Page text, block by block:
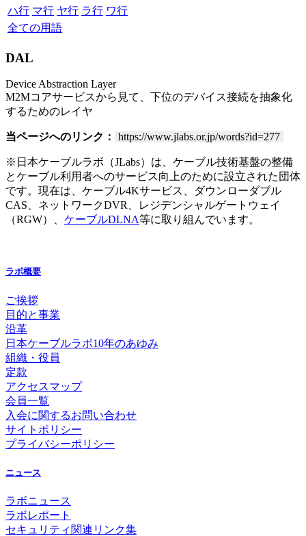
ハ行 マ行 ヤ行 ラ行 ワ行
全ての用語
DAL
Device Abstraction Layer
M2Mコアサービスから見て、下位のデバイス接続を抽象化
するためのレイヤ
当ページへのリンク： https://www.jlabs.or.jp/words?id=277
※日本ケーブルラボ（JLabs）は、ケーブル技術基盤の整備
とケーブル利用者へのサービス向上のために設立された団体
です。現在は、ケーブル4Kサービス、ダウンローダブル
CAS、ネットワークDVR、レジデンシャルゲートウェイ
（RGW）、 ケーブルDLNA等に取り組んでいます。
ラボ概要
ご挨拶
目的と事業
沿革
日本ケーブルラボ10年のあゆみ
組織・役員
定款
アクセスマップ
会員一覧
入会に関するお問い合わせ
サイトポリシー
プライバシーポリシー
ニュース
ラボニュース
ラボレポート
セキュリティ関連リンク集